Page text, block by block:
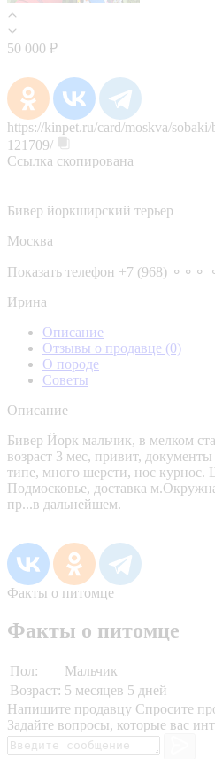
50 000 ₽
https://kinpet.ru/card/moskva/
121709/
Ссылка скопирована
Бивер йоркширский терьер
Москва
Показать телефон +7 (968) ⚬⚬⚬
Ирина
Описание
Отзывы о продавце (0)
О породе
Советы
Описание
Бивер Йорк мальчик, в мелком
возраст 3 мес, привит,
типе, много шерсти, нос курнос.
Подмосковье, доставка
пр...в дальнейшем.
Факты о питомце
Факты о питомце
Пол:
Мальчик
Возраст: 5 месяцев 5 дней
Напишите продавцу Спросите
Задайте вопросы, которые вас